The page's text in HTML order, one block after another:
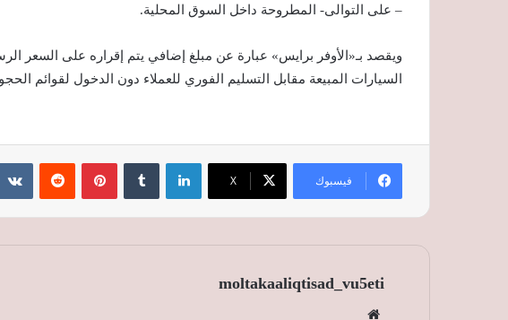
– على التوالى- المطروحة داخل السوق المحلية.
ويقصد بـ«الأوفر برايس» عبارة عن مبلغ إضافي يتم إقراره على السعر
السيارات المبيعة مقابل التسليم الفوري للعملاء دون الدخول لقوائم
فيسبوك ‫X
لينكدإن بينتيريست
moltakaaliqtisad_vu5eti